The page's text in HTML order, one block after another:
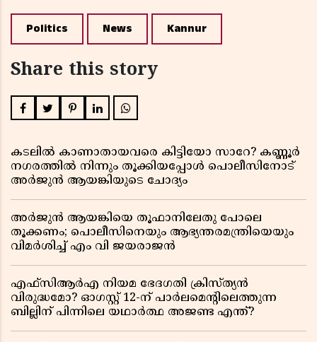
Politics News Kannur
Share this story
കടലിൽ കാണാതായവരെ കിട്ടിയോ സാറേ? കണ്ണൂർ
നഗരത്തിൽ നിന്നും തൂക്കിയപ്പോൾ പൊലീസിനോട്
അർജുൻ ആയങ്കിയുടെ ചോദ്യം
അർജുൻ ആയങ്കിയെ തൂഫാനിലേതു പോലെ
തൂക്കണം; പൊലീസിനെയും ആഭ്യന്തരമന്ത്രിയെയും
വിമർശിച്ച് എം വി ജയരാജൻ
എഫ്സിആർഎ നിയമ ഭേദഗതി ക്രിസ്ത്യൻ
വിരുദ്ധമോ? ഓഗസ്റ്റ് 12-ന് പാർലമെന്റിലെത്തുന്ന
ബില്ലിന് പിന്നിലെ യഥാർത്ഥ അജണ്ട എന്ത്?